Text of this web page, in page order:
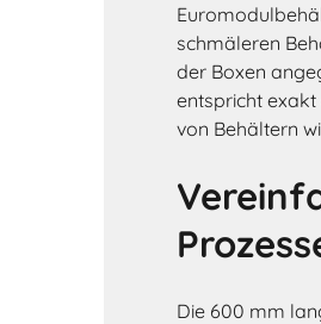
schmäleren
der Boxen
entspricht
von Behältern
Die 600 mm